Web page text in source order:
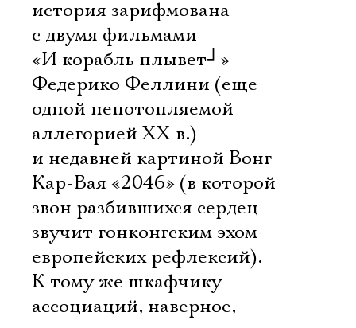
история зарифмована
с двумя фильмами 
«И корабль плывет┘ »
Федерико Феллини (еще
одной непотопляемой
аллегорией ХХ в.)
и недавней картиной Вонг
Кар-Вая «2046» (в которой
звон разбившихся сердец
звучит гонконгским эхом
европейских рефлексий).
К тому же шкафчику
ассоциаций, наверное,